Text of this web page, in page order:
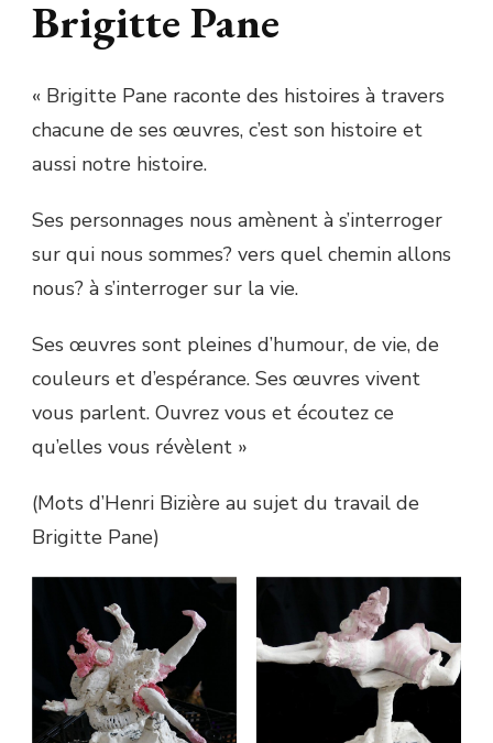
Brigitte Pane
« Brigitte Pane raconte des histoires à travers
chacune de ses œuvres, c’est son histoire et
aussi notre histoire.
Ses personnages nous amènent à s’interroger
sur qui nous sommes? vers quel chemin allons
nous? à s’interroger sur la vie.
Ses œuvres sont pleines d’humour, de vie, de
couleurs et d’espérance. Ses œuvres vivent
vous parlent. Ouvrez vous et écoutez ce
qu’elles vous révèlent »
(Mots d’Henri Bizière au sujet du travail de
Brigitte Pane)